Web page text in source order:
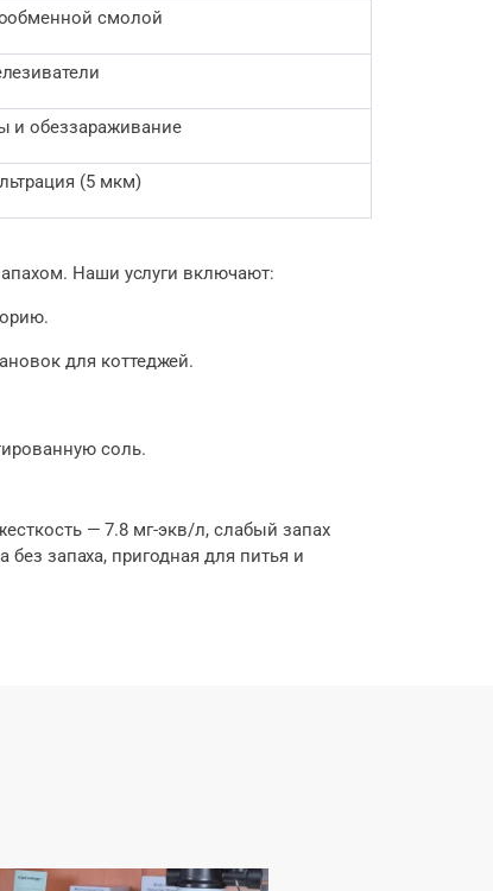
смолой
и обеззараживание
(5 мкм)
Наши услуги включают:
для коттеджей.
соль.
— 7.8 мг-экв/л, слабый запах
запаха, пригодная для питья и